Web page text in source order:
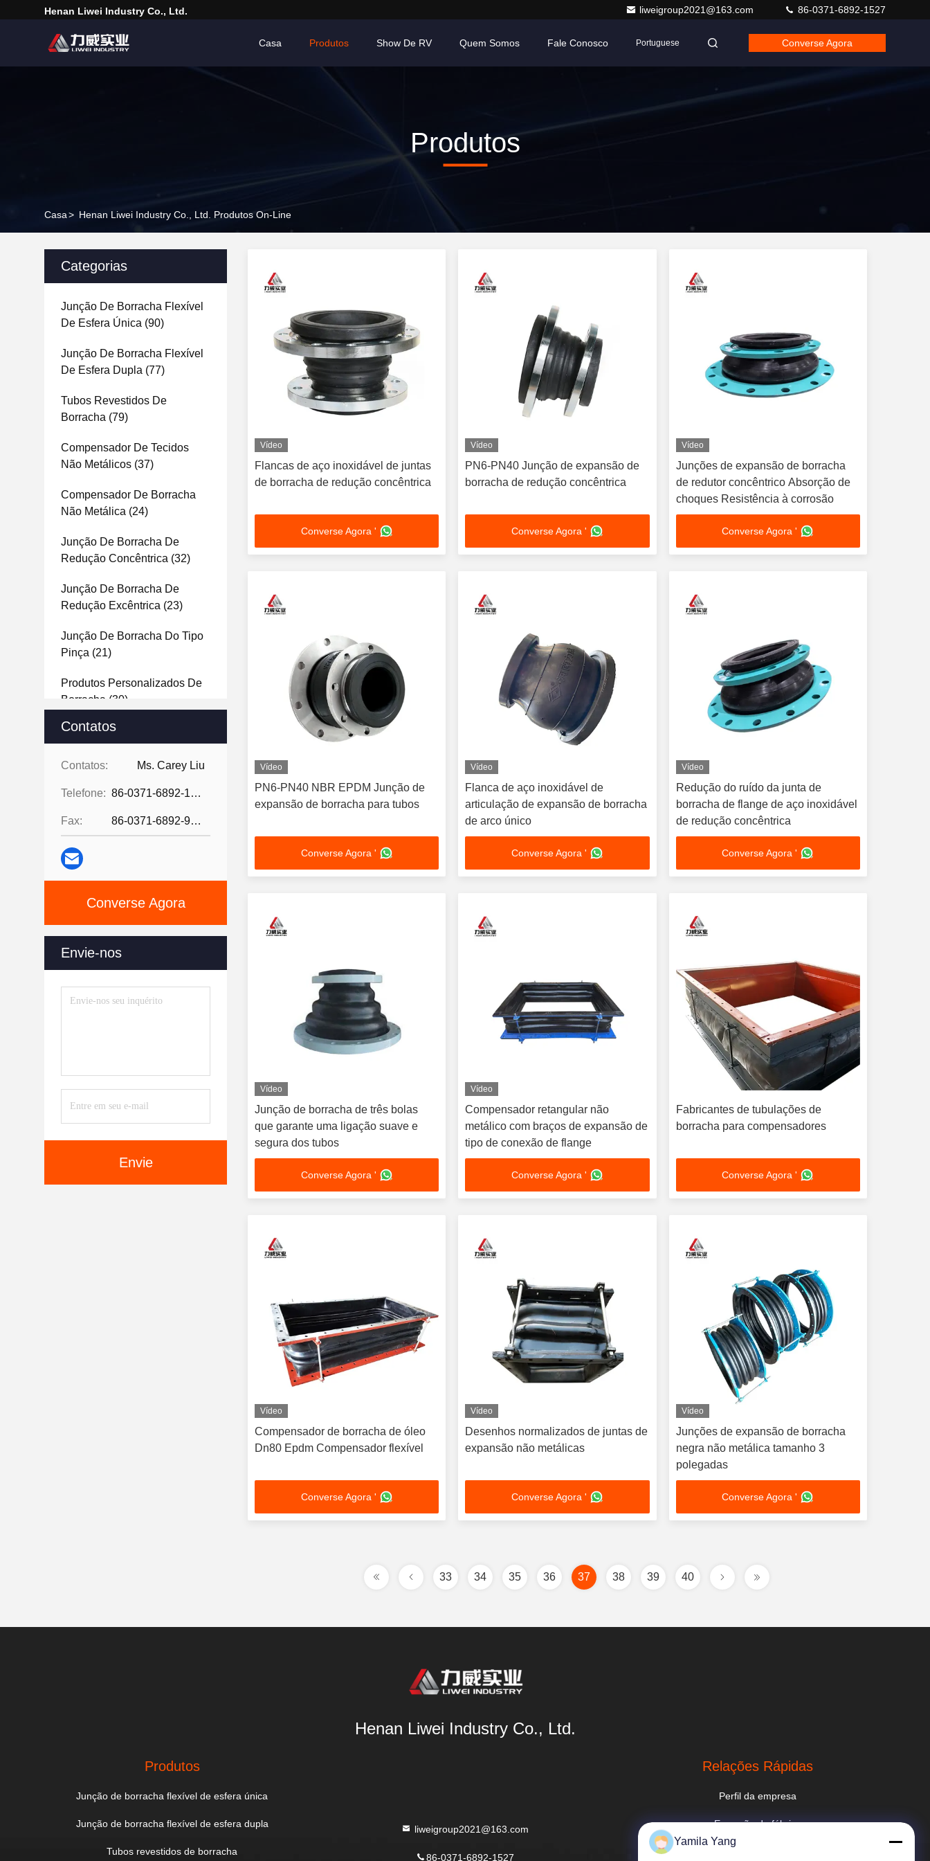
Henan Liwei Industry Co., Ltd. liweigroup2021@163.com 86-0371-6892-1527
Casa Produtos Show De RV Quem Somos Fale Conosco Portuguese Converse Agora
Produtos
Casa> Henan Liwei Industry Co., Ltd. Produtos On-Line
Categorias
Junção De Borracha Flexível
De Esfera Única (90)
Junção De Borracha Flexível
De Esfera Dupla (77)
Tubos Revestidos De
Borracha (79)
Compensador De Tecidos
Não Metálicos (37)
Compensador De Borracha
Não Metálica (24)
Junção De Borracha De
Redução Concêntrica (32)
Junção De Borracha De
Redução Excêntrica (23)
Junção De Borracha Do Tipo
Pinça (21)
Produtos Personalizados De
Borracha (30)
Compensador De Ondulação
Metálico(39)
Contatos
Contatos: Ms. Carey Liu
Telefone: 86-0371-6892-1527
Fax: 86-0371-6892-9024
Converse Agora
Envie-nos
Envie
Vídeo
Flancas de aço inoxidável de juntas
de borracha de redução concêntrica
Converse Agora '
Vídeo
PN6-PN40 Junção de expansão de
borracha de redução concêntrica
Converse Agora '
Vídeo
Junções de expansão de borracha
de redutor concêntrico Absorção de
choques Resistência à corrosão
Converse Agora '
Vídeo
PN6-PN40 NBR EPDM Junção de
expansão de borracha para tubos
Converse Agora '
Vídeo
Flanca de aço inoxidável de
articulação de expansão de borracha
de arco único
Converse Agora '
Vídeo
Redução do ruído da junta de
borracha de flange de aço inoxidável
de redução concêntrica
Converse Agora '
Vídeo
Junção de borracha de três bolas
que garante uma ligação suave e
segura dos tubos
Converse Agora '
Vídeo
Compensador retangular não
metálico com braços de expansão de
tipo de conexão de flange
Converse Agora '
Fabricantes de tubulações de
borracha para compensadores
Converse Agora '
Vídeo
Compensador de borracha de óleo
Dn80 Epdm Compensador flexível
Converse Agora '
Vídeo
Desenhos normalizados de juntas de
expansão não metálicas
Converse Agora '
Vídeo
Junções de expansão de borracha
negra não metálica tamanho 3
polegadas
Converse Agora '
33 34 35 36 37 38 39 40
Henan Liwei Industry Co., Ltd.
Produtos
Junção de borracha flexível de esfera única
Junção de borracha flexível de esfera dupla
Tubos revestidos de borracha
liweigroup2021@163.com
86-0371-6892-1527
Relações Rápidas
Perfil da empresa
Excursão da fábrica
Yamila Yang